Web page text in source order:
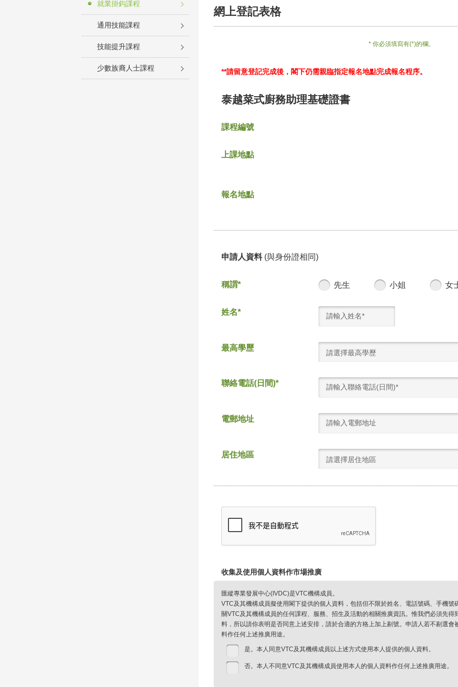
就業掛鈎課程
通用技能課程
技能提升課程
少數族裔人士課程
網上登記表格
* 你必須填寫有(*)的欄。
**請留意登記完成後，閣下仍需親臨指定報名地點完成報名程序。
泰越菜式廚務助理基礎證書
課程編號
上課地點
報名地點
申請人資料 (與身份證相同)
稱謂* 先生 小姐 女
姓名*
最高學歷
請選擇最高學歷
聯絡電話(日間)*
電郵地址
居住地區
請選擇居住地區
收集及使用個人資料作市場推廣
匯縱專業發展中心(IVDC)是VTC機構成員。
VTC及其機構成員擬使用閣下提供的個人資料，包括但不限於姓名、電話號碼、手機
關VTC及其機構成員的任何課程、服務、招生及活動的相關推廣資訊。惟我們必須先
料，所以請你表明是否同意上述安排，請於合適的方格上加上剔號。申請人若不剔選
料作任何上述推廣用途。
是。本人同意VTC及其機構成員以上述方式使用本人提供的個人資料。
否。本人不同意VTC及其機構成員使用本人的個人資料作任何上述推廣用途。